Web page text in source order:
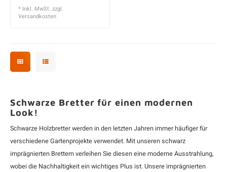
* Inkl. MwSt. zzgl.
Versandkosten
Schwarze Bretter für einen modernen
Look!
Schwarze Holzbretter werden in den letzten Jahren immer häufiger für
verschiedene Gartenprojekte verwendet. Mit unseren schwarz
imprägnierten Brettern verleihen Sie diesen eine moderne Ausstrahlung,
wobei die Nachhaltigkeit ein wichtiges Plus ist. Unsere imprägnierten